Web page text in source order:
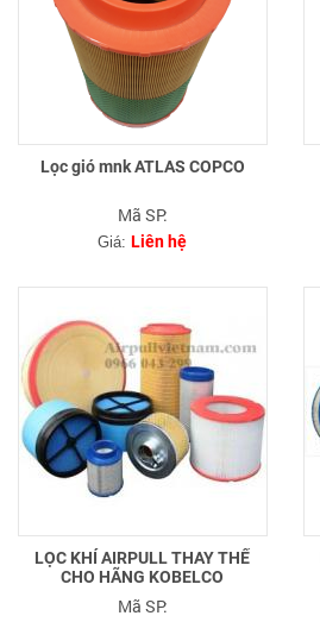
Lọc gió mnk ATLAS COPCO
Mã SP:
Giá: Liên hệ
LỌC KHÍ AIRPULL THAY THẾ
CHO HÃNG KOBELCO
Mã SP: